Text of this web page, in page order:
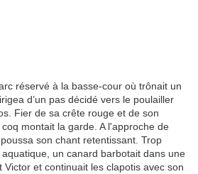
réservé à la basse-cour où trônait un
d’un pas décidé vers le poulailler
Fier de sa crête rouge et de son
montait la garde. A l'approche de
son chant retentissant. Trop
un canard barbotait dans une
Victor et continuait les clapotis avec son